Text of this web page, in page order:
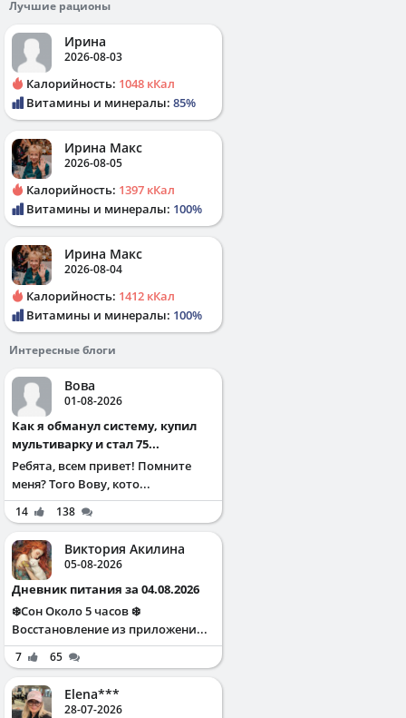
Лучшие рационы
Ирина
2026-08-03
Калорийность: 1048 кКал
Витамины и минералы: 85%
Ирина Макс
2026-08-05
Калорийность: 1397 кКал
Витамины и минералы: 100%
Ирина Макс
2026-08-04
Калорийность: 1412 кКал
Витамины и минералы: 100%
Интересные блоги
Вова
01-08-2026
Как я обманул систему, купил
мультиварку и стал 75...
Ребята, всем привет! Помните
меня? Того Вову, кото...
14 138
Виктория Акилина
05-08-2026
Дневник питания за 04.08.2026
❄️Сон Около 5 часов ❄️
Восстановление из приложени...
7 65
Elena***
28-07-2026